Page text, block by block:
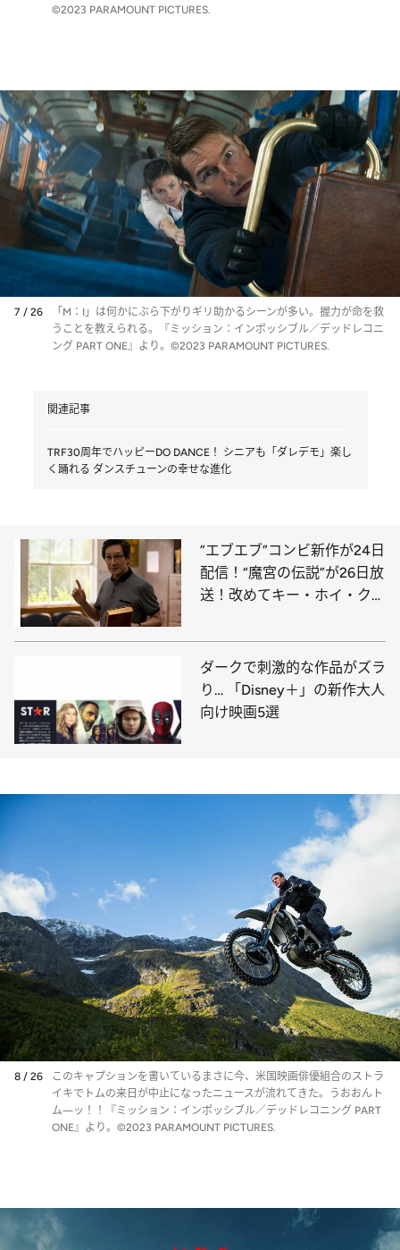
©2023 PARAMOUNT PICTURES.
7 / 26
「M：I」は何かにぶら下がりギリ助かるシーンが多い。握力が命を救
うことを教えられる。『ミッション：インポッシブル／デッドレコニ
ング PART ONE』より。©2023 PARAMOUNT PICTURES.
関連記事
TRF30周年でハッピーDO DANCE！ シニアも「ダレデモ」楽し
く踊れる ダンスチューンの幸せな進化
”エブエブ”コンビ新作が24日
配信！“魔宮の伝説”が26日放
送！改めてキー・ホイ・クァ
ダークで刺激的な作品がズラ
り… 「Disney＋」の新作大人
向け映画5選
8 / 26
このキャプションを書いているまさに今、米国映画俳優組合のストラ
イキでトムの来日が中止になったニュースが流れてきた。うおおんト
ム―ッ！！『ミッション：インポッシブル／デッドレコニング PART
ONE』より。©2023 PARAMOUNT PICTURES.